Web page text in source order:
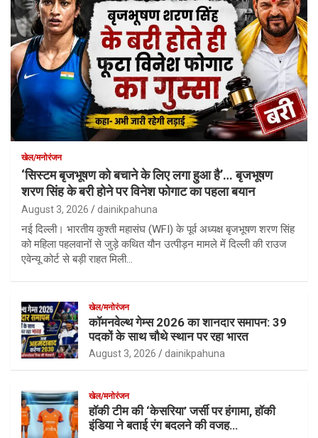
खेल/मनोरंजन
‘सिस्टम बृजभूषण को बचाने के लिए लगा हुआ है’… बृजभूषण
शरण सिंह के बरी होने पर विनेश फोगाट का पहला बयान
August 3, 2026 dainikpahuna
नई दिल्ली। भारतीय कुश्ती महासंघ (WFI) के पूर्व अध्यक्ष बृजभूषण शरण सिंह
को महिला पहलवानों से जुड़े कथित यौन उत्पीड़न मामले में दिल्ली की राउज
एवेन्यू कोर्ट से बड़ी राहत मिली…
खेल/मनोरंजन
कॉमनवेल्थ गेम्स 2026 का शानदार समापन: 39
पदकों के साथ चौथे स्थान पर रहा भारत
August 3, 2026 dainikpahuna
खेल/मनोरंजन
हॉकी टीम की ‘केसरिया’ जर्सी पर हंगामा, हॉकी
इंडिया ने बताई रंग बदलने की वजह…